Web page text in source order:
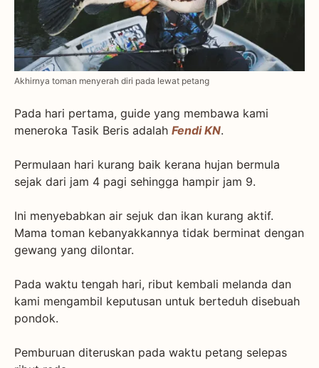
Akhirnya toman menyerah diri pada lewat petang
Pada hari pertama, guide yang membawa kami
meneroka Tasik Beris adalah Fendi KN.
Permulaan hari kurang baik kerana hujan bermula
sejak dari jam 4 pagi sehingga hampir jam 9.
Ini menyebabkan air sejuk dan ikan kurang aktif.
Mama toman kebanyakkannya tidak berminat dengan
gewang yang dilontar.
Pada waktu tengah hari, ribut kembali melanda dan
kami mengambil keputusan untuk berteduh disebuah
pondok.
Pemburuan diteruskan pada waktu petang selepas